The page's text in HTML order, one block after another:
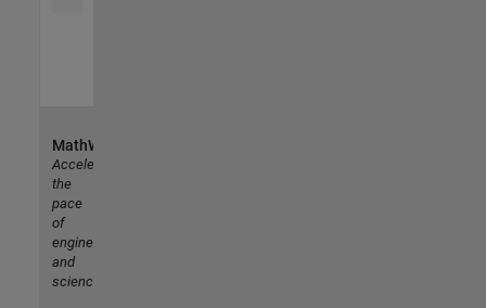
MathWorks
Accelerating
the
pace
of
engineering
and
science